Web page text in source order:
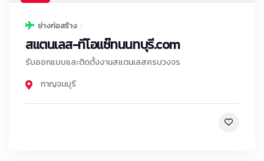
ช่างก่อสร้าง
สแตนเลส-ทีโอแซ๊ทนนทบุรี.com
รับออกแบบและติดตั้งงานสแตนเลสครบวงจร
กาญจนบุรี